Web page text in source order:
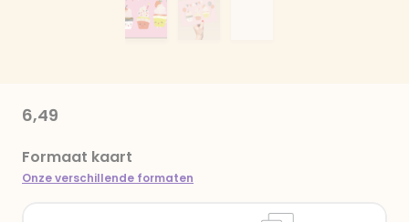
6,49
Formaat kaart
Onze verschillende formaten